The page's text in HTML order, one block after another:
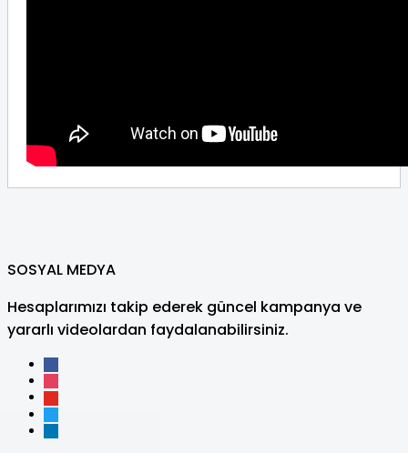
SOSYAL MEDYA
Hesaplarımızı takip ederek güncel kampanya ve
yararlı videolardan faydalanabilirsiniz.
facebook
instagram
youtube
twitter
linkedin